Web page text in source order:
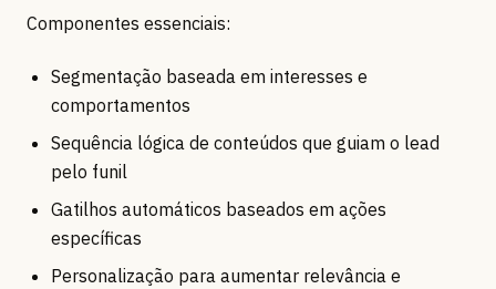
Componentes essenciais:
Segmentação baseada em interesses e
comportamentos
Sequência lógica de conteúdos que guiam o lead
pelo funil
Gatilhos automáticos baseados em ações
específicas
Personalização para aumentar relevância e